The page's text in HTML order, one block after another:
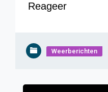
Reageer
Weerberichten
Bericht